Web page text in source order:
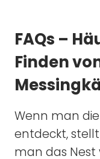
FAQs –
Finden
Wenn man
entdeckt, stellt
man das Nest